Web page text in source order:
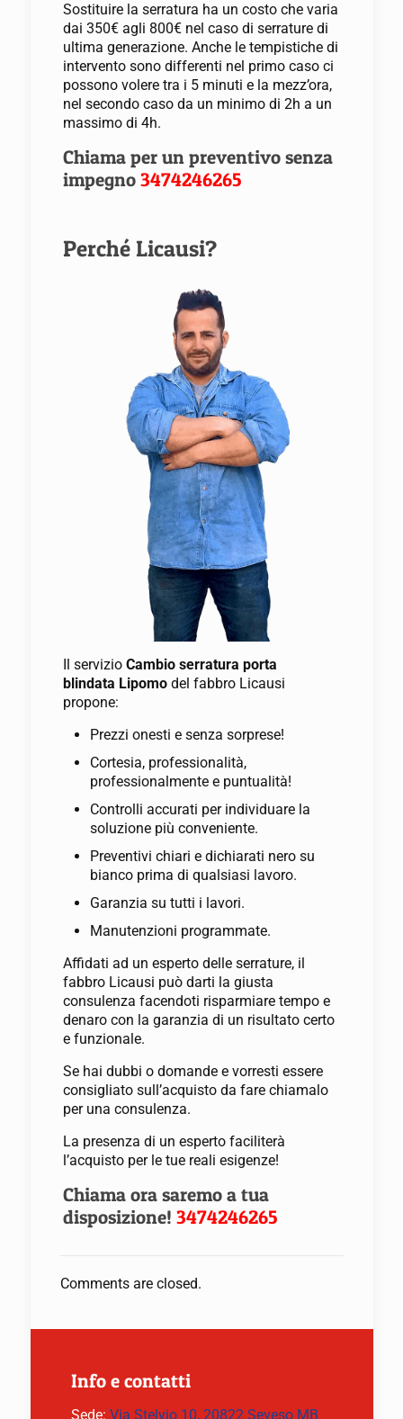
Sostituire la serratura ha un costo che varia
dai 350€ agli 800€ nel caso di serrature di
ultima generazione. Anche le tempistiche di
intervento sono differenti nel primo caso ci
possono volere tra i 5 minuti e la mezz’ora,
nel secondo caso da un minimo di 2h a un
massimo di 4h.
Chiama per un preventivo senza
impegno 3474246265
Perché Licausi?
Il servizio Cambio serratura porta
blindata Lipomo del fabbro Licausi
propone:
Prezzi onesti e senza sorprese!
Cortesia, professionalità,
professionalmente e puntualità!
Controlli accurati per individuare la
soluzione più conveniente.
Preventivi chiari e dichiarati nero su
bianco prima di qualsiasi lavoro.
Garanzia su tutti i lavori.
Manutenzioni programmate.
Affidati ad un esperto delle serrature, il
fabbro Licausi può darti la giusta
consulenza facendoti risparmiare tempo e
denaro con la garanzia di un risultato certo
e funzionale.
Se hai dubbi o domande e vorresti essere
consigliato sull’acquisto da fare chiamalo
per una consulenza.
La presenza di un esperto faciliterà
l’acquisto per le tue reali esigenze!
Chiama ora saremo a tua
disposizione! 3474246265
Comments are closed.
Info e contatti
Sede: Via Stelvio 10, 20822 Seveso MB